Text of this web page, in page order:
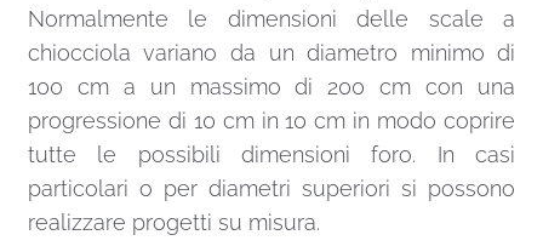
Normalmente le dimensioni delle scale a
chiocciola variano da un diametro minimo di
100 cm a un massimo di 200 cm con una
progressione di 10 cm in 10 cm in modo coprire
tutte le possibili dimensioni foro. In casi
particolari o per diametri superiori si possono
realizzare progetti su misura.